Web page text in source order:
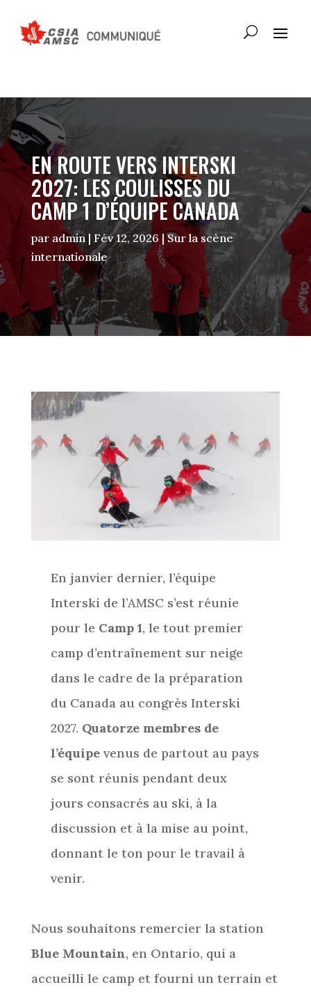
EN ROUTE VERS INTERSKI
2027: LES COULISSES DU
CAMP 1 D’ÉQUIPE CANADA
par admin| Fév 12, 2026 |Sur la scène
internationale
En janvier dernier, l’équipe
Interski de l’AMSC s’est réunie
pour le Camp 1, le tout premier
camp d’entraînement sur neige
dans le cadre de la préparation
du Canada au congrès Interski
2027. Quatorze membres de
l’équipe venus de partout au pays
se sont réunis pendant deux
jours consacrés au ski, à la
discussion et à la mise au point,
donnant le ton pour le travail à
venir.
Nous souhaitons remercier la station
Blue Mountain, en Ontario, qui a
accueilli le camp et fourni un terrain et